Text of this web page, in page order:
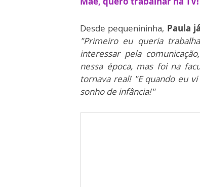
Desde pequenininha, Paula
"Primeiro eu queria
interessar pela
nessa época, mas foi na
tornava real! "E quando eu
sonho de infância!"